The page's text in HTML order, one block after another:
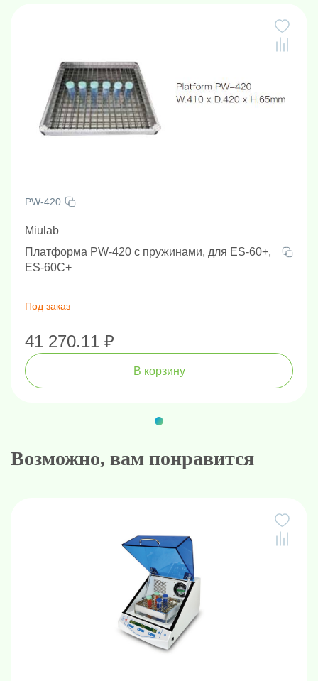
PW-420
Miulab
Платформа PW-420 с пружинами, для ES-60+,
ES-60C+
Под заказ
41 270.11 ₽
В корзину
Возможно, вам понравится